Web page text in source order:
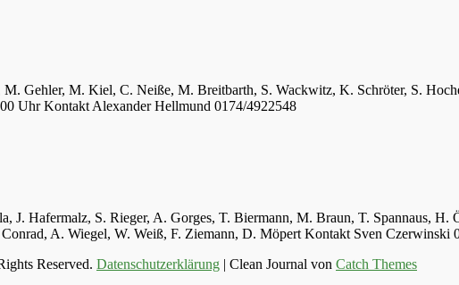
Gehler, M. Kiel, C. Neiße, M. Breitbarth, S. Wackwitz, K. Schröter, S.
Uhr Kontakt Alexander Hellmund 0174/4922548
J. Hafermalz, S. Rieger, A. Gorges, T. Biermann, M. Braun, T. Spannaus,
A. Wiegel, W. Weiß, F. Ziemann, D. Möpert Kontakt Sven Czerwinski
Reserved. Datenschutzerklärung | Clean Journal von Catch Themes